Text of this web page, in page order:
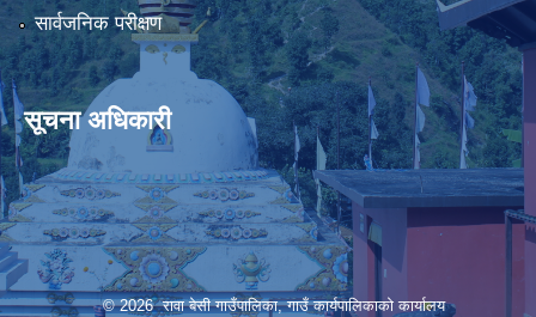
सार्वजनिक परीक्षण
सूचना अधिकारी
© 2026 रावा बेसी गाउँपालिका, गाउँ कार्यपालिकाको कार्यालय